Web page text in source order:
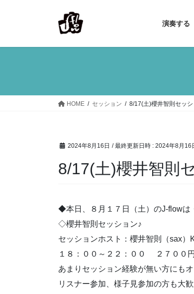
演奏する
HOME セッション 8/17(土)櫻井智則セッシ
2024年8月16日 / 最終更新日時 : 2024年8月16
8/17(土)櫻井智則
◆本日、８月１７日（土）のJ-flowは
◇櫻井智則セッション♪
セッションホスト：櫻井智則（sax）
１８：００～２２：００ ２７００
あまりセッション経験が無い方にもオ
リスナー参加、様子見参加の方も大歓